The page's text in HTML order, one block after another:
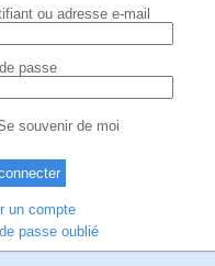
ou adresse e-mail
passe
souvenir de moi
un compte
passe oublié